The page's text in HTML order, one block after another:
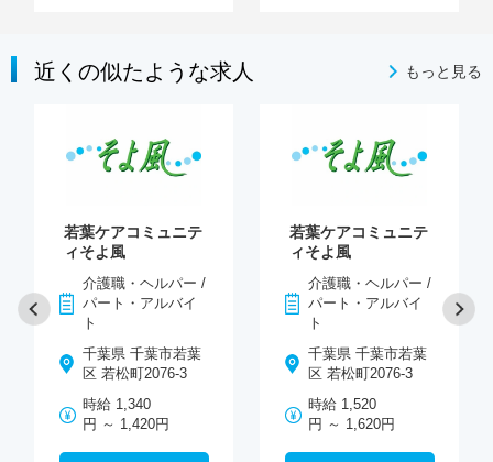
近くの似たような求人 もっと見る
若葉ケアコミュニテ
ィそよ風
介護職・ヘルパー /
パート・アルバイ
ト
千葉県 千葉市若葉
区 若松町2076-3
時給 1,340
円 ～ 1,420円
若葉ケアコミュニテ
ィそよ風
介護職・ヘルパー /
パート・アルバイ
ト
千葉県 千葉市若葉
区 若松町2076-3
時給 1,520
円 ～ 1,620円